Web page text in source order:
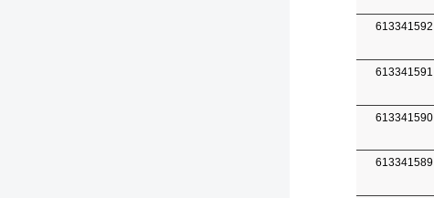
613341592
613341591
613341590
613341589